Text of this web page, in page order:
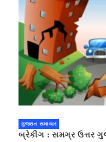
ગુજરાત સમાચાર
બ્રેકીંગ : સમગ્ર ઉત્તર